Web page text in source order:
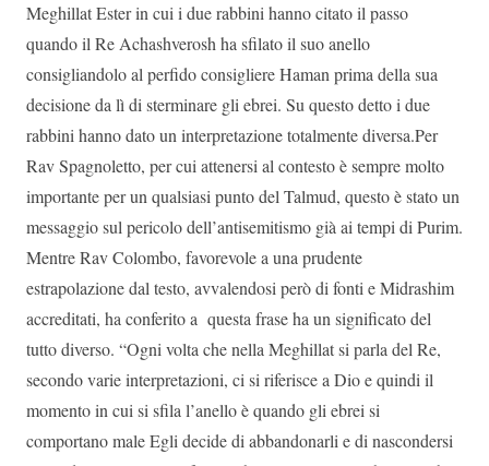
Meghillat Ester in cui i due rabbini hanno citato il passo
quando il Re Achashverosh ha sfilato il suo anello
consigliandolo al perfido consigliere Haman prima della sua
decisione da lì di sterminare gli ebrei. Su questo detto i due
rabbini hanno dato un interpretazione totalmente diversa.Per
Rav Spagnoletto, per cui attenersi al contesto è sempre molto
importante per un qualsiasi punto del Talmud, questo è stato un
messaggio sul pericolo dell’antisemitismo già ai tempi di Purim.
Mentre Rav Colombo, favorevole a una prudente
estrapolazione dal testo, avvalendosi però di fonti e Midrashim
accreditati, ha conferito a questa frase ha un significato del
tutto diverso. “Ogni volta che nella Meghillat si parla del Re,
secondo varie interpretazioni, ci si riferisce a Dio e quindi il
momento in cui si sfila l’anello è quando gli ebrei si
comportano male Egli decide di abbandonarli e di nascondersi